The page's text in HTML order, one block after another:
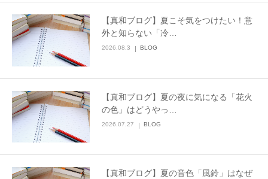
【真和ブログ】夏こそ気をつけたい！意
外と知らない「冷…
2026.08.3 BLOG
【真和ブログ】夏の夜に気になる「花火
の色」はどうやっ…
2026.07.27 BLOG
【真和ブログ】夏の音色「風鈴」はなぜ
会社概要